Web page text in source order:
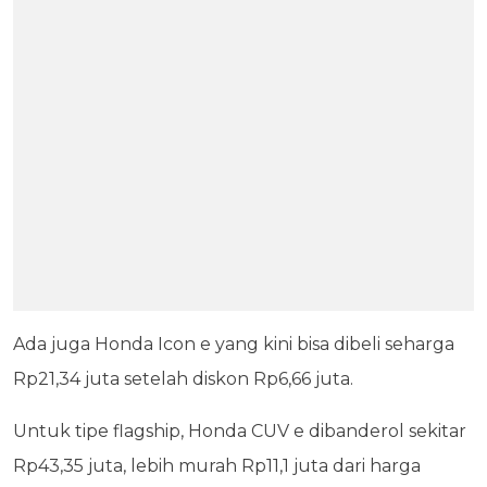
Ada juga Honda Icon e yang kini bisa dibeli seharga
Rp21,34 juta setelah diskon Rp6,66 juta.
Untuk tipe flagship, Honda CUV e dibanderol sekitar
Rp43,35 juta, lebih murah Rp11,1 juta dari harga